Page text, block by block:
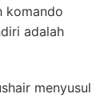
komando
adalah
menyusul